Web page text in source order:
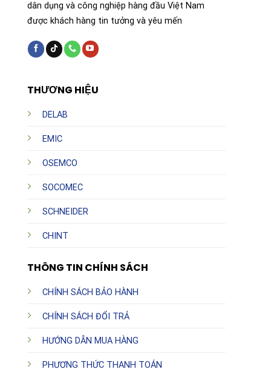
THƯƠNG HIỆU
DELAB
EMIC
OSEMCO
SOCOMEC
SCHNEIDER
CHINT
THÔNG TIN CHÍNH SÁCH
CHÍNH SÁCH BẢO HÀNH
CHÍNH SÁCH ĐỔI TRẢ
HƯỚNG DẪN MUA HÀNG
PHƯƠNG THỨC THANH TOÁN
dân dụng và công nghiệp hàng đầu Việt Nam
được khách hàng tin tưởng và yêu mến